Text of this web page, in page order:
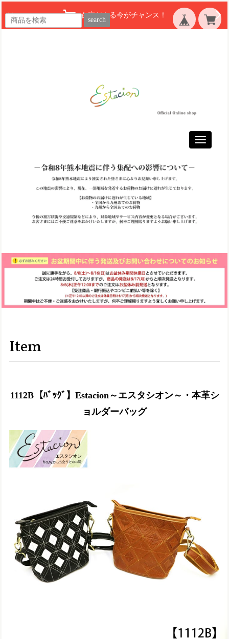
在庫がある今がチャンス！
search
Toggle
Item
1112B【ﾊﾞｯｸﾞ】Estacion～エスタシオン～・本革シ
ョルダーバッグ